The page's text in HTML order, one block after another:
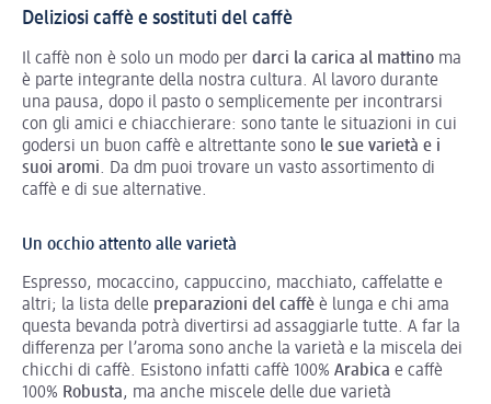
Deliziosi caffè e sostituti del caffè
Il caffè non è solo un modo per darci la carica al mattino ma
è parte integrante della nostra cultura. Al lavoro durante
una pausa, dopo il pasto o semplicemente per incontrarsi
con gli amici e chiacchierare: sono tante le situazioni in cui
godersi un buon caffè e altrettante sono le sue varietà e i
suoi aromi. Da dm puoi trovare un vasto assortimento di
caffè e di sue alternative.
Un occhio attento alle varietà
Espresso, mocaccino, cappuccino, macchiato, caffelatte e
altri; la lista delle preparazioni del caffè è lunga e chi ama
questa bevanda potrà divertirsi ad assaggiarle tutte. A far la
differenza per l’aroma sono anche la varietà e la miscela dei
chicchi di caffè. Esistono infatti caffè 100% Arabica e caffè
100% Robusta, ma anche miscele delle due varietà